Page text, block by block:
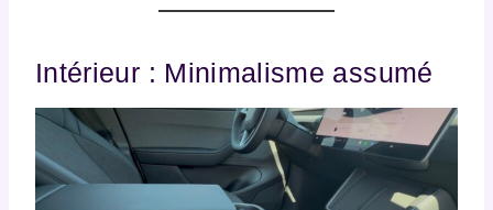
Intérieur : Minimalisme assumé